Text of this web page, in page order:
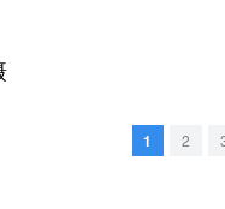
1 2